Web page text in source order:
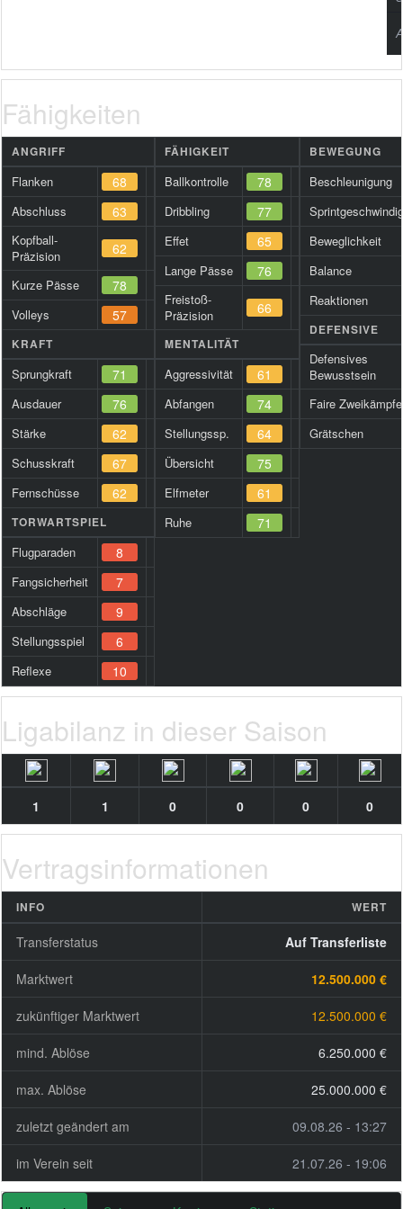
Fähigkeiten
ANGRIFF
Flanken 68
Abschluss 63
Kopfball-
Präzision
62
Kurze Pässe 78
Volleys 57
KRAFT
Sprungkraft 71
Ausdauer 76
Stärke 62
Schusskraft 67
Fernschüsse 62
TORWARTSPIEL
Flugparaden 8
Fangsicherheit 7
Abschläge 9
Stellungsspiel 6
Reflexe 10
FÄHIGKEIT
Ballkontrolle 78
Dribbling 77
Effet 65
Lange Pässe 76
Freistoß-
Präzision
66
MENTALITÄT
Aggressivität 61
Abfangen 74
Stellungssp. 64
Übersicht 75
Elfmeter 61
Ruhe 71
BEWEGUNG
Beschleunigung
Beweglichkeit
Balance
Reaktionen
DEFENSIVE
Defensives
Bewusstsein
Faire Zweikämpfe
Grätschen
Ligabilanz in dieser Saison
1 1 0 0 0 0
Vertragsinformationen
INFO WERT
Transferstatus Auf Transferliste
Marktwert 12.500.000 €
zukünftiger Marktwert 12.500.000 €
mind. Ablöse 6.250.000 €
max. Ablöse 25.000.000 €
zuletzt geändert am 09.08.26 - 13:27
im Verein seit 21.07.26 - 19:06